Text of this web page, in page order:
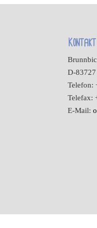
Kontakt
D-83727
Telefon:
Telefax:
E-Mail: